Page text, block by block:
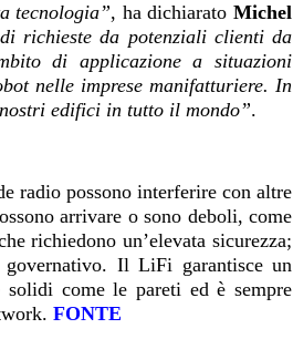
tecnologia”, ha dichiaratoMichel
richieste da potenziali clienti da
di applicazione a situazioni
nelle imprese manifatturiere. In
edifici in tutto il mondo”.
radio possono interferire con altre
arrivare o sono deboli, come
richiedono un’elevata sicurezza;
Il LiFi garantisce un
come le pareti ed è sempre
FONTE